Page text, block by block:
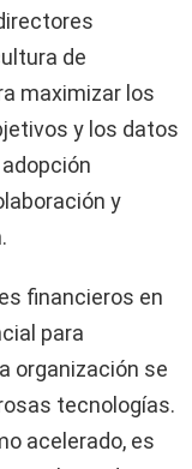
de
maximizar los
y los datos
y
financieros en
para
organización se
tecnologías.
acelerado, es